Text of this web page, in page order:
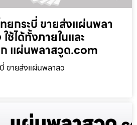
ยกระบี่ ขายส่งแผ่นพลา
ได้ทั้งภายในและ
แผ่นพลาสวูด.com
ขายส่งแผ่นพลาสว